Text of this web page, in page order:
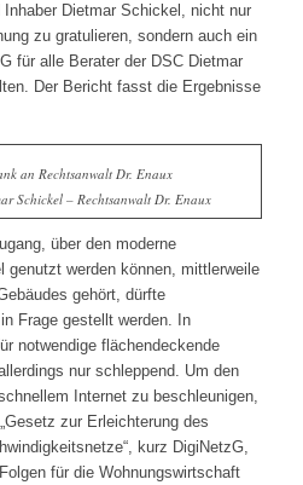
Dietmar Schickel, nicht nur
zu gratulieren, sondern auch ein
für alle Berater der DSC Dietmar
Der Bericht fasst die Ergebnisse
an Rechtsanwalt Dr. Enaux
Schickel – Rechtsanwalt Dr. Enaux
über den moderne
genutzt werden können, mittlerweile
gehört, dürfte
Frage gestellt werden. In
notwendige flächendeckende
nur schleppend. Um den
Internet zu beschleunigen,
zur Erleichterung des
kurz DigiNetzG,
für die Wohnungswirtschaft